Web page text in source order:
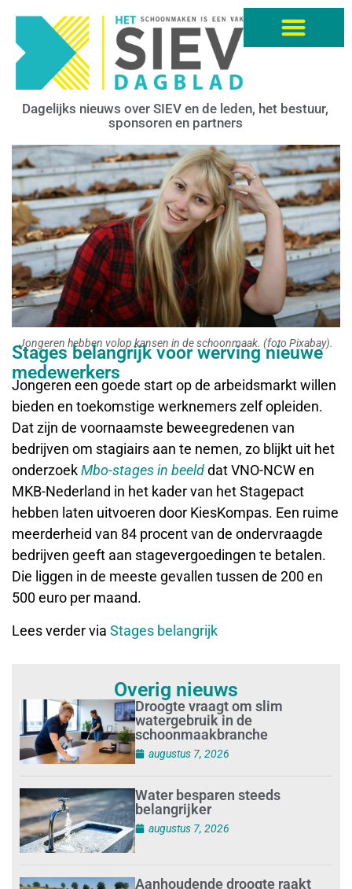
Dagelijks nieuws over SIEV en de leden, het bestuur,
sponsoren en partners
Jongeren hebben volop kansen in de schoonmaak. (foto Pixabay).
Stages belangrijk voor werving nieuwe
medewerkers
Jongeren een goede start op de arbeidsmarkt willen
bieden en toekomstige werknemers zelf opleiden.
Dat zijn de voornaamste beweegredenen van
bedrijven om stagiairs aan te nemen, zo blijkt uit het
onderzoekMbo-stages in beelddat VNO-NCW en
MKB-Nederland in het kader van het Stagepact
hebben laten uitvoeren door KiesKompas. Een ruime
meerderheid van 84 procent van de ondervraagde
bedrijven geeft aan stagevergoedingen te betalen.
Die liggen in de meeste gevallen tussen de 200 en
500 euro per maand.
Lees verder via Stages belangrijk
Overig nieuws
Droogte vraagt om slim
watergebruik in de
schoonmaakbranche
augustus 7, 2026
Water besparen steeds
belangrijker
augustus 7, 2026
Aanhoudende droogte raakt